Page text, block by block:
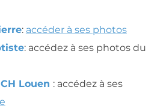
: accéder à ses photos
: accédez à ses photos du
Louen : accédez à ses